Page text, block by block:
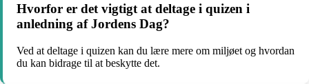
Hvorfor er det vigtigt at deltage i quizen i
anledning af Jordens Dag?
Ved at deltage i quizen kan du lære mere om miljøet og hvordan
du kan bidrage til at beskytte det.